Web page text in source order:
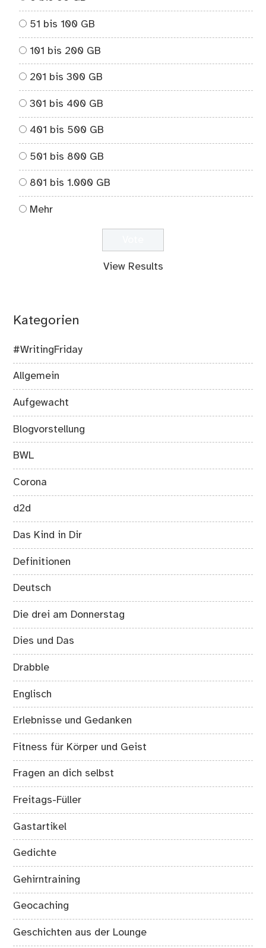
51 bis 100 GB
101 bis 200 GB
201 bis 300 GB
301 bis 400 GB
401 bis 500 GB
501 bis 800 GB
801 bis 1.000 GB
Mehr
View Results
Kategorien
#WritingFriday
Allgemein
Aufgewacht
Blogvorstellung
BWL
Corona
d2d
Das Kind in Dir
Definitionen
Deutsch
Die drei am Donnerstag
Dies und Das
Drabble
Englisch
Erlebnisse und Gedanken
Fitness für Körper und Geist
Fragen an dich selbst
Freitags-Füller
Gastartikel
Gedichte
Gehirntraining
Geocaching
Geschichten aus der Lounge